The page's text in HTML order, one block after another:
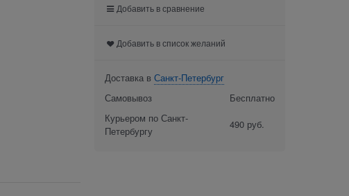
Добавить в сравнение
Добавить в список желаний
Доставка в Санкт-Петербург
Самовывоз
Бесплатно
Курьером по Санкт-
Петербургу
490 руб.